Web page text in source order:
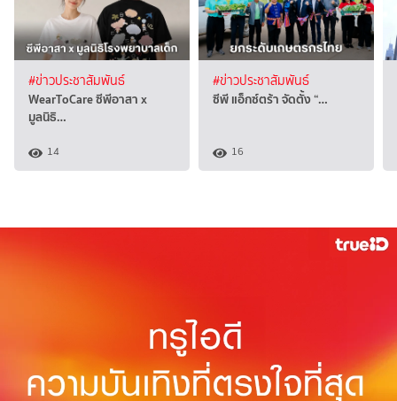
#ข่าวประชาสัมพันธ์
WearToCare ซีพีอาสา x
มูลนิธิ…
14
#ข่าวประชาสัมพันธ์
ซีพี แอ็กซ์ตร้า จัดตั้ง “…
16